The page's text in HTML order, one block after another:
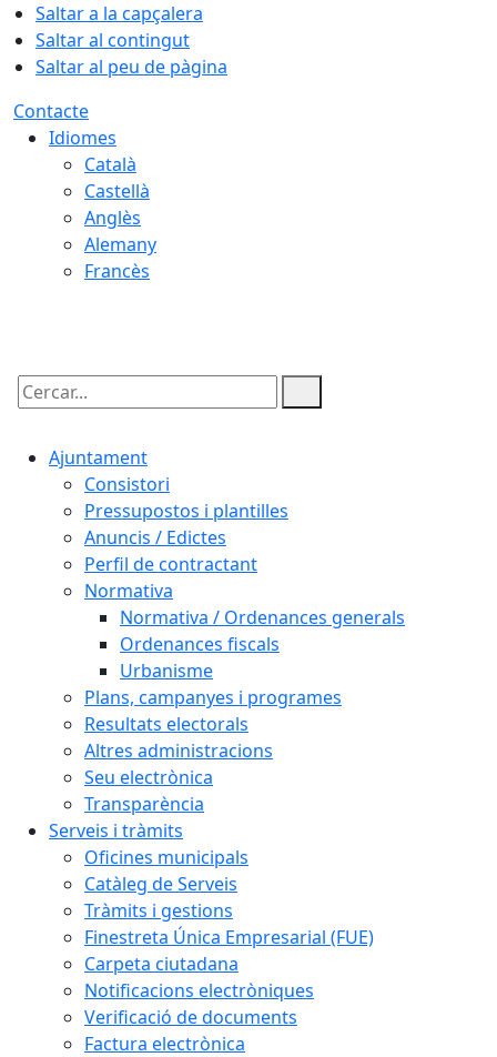
Saltar a la capçalera
Saltar al contingut
Saltar al peu de pàgina
Contacte
Idiomes
Català
Castellà
Anglès
Alemany
Francès
Cercar:
Ajuntament
Consistori
Pressupostos i plantilles
Anuncis / Edictes
Perfil de contractant
Normativa
Normativa / Ordenances generals
Ordenances fiscals
Urbanisme
Plans, campanyes i programes
Resultats electorals
Altres administracions
Seu electrònica
Transparència
Serveis i tràmits
Oficines municipals
Catàleg de Serveis
Tràmits i gestions
Finestreta Única Empresarial (FUE)
Carpeta ciutadana
Notificacions electròniques
Verificació de documents
Factura electrònica